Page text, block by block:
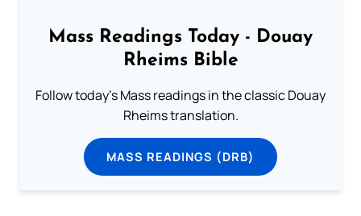
Mass Readings Today - Douay
Rheims Bible
Follow today's Mass readings in the classic Douay
Rheims translation.
MASS READINGS (DRB)